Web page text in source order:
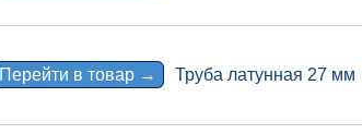
Перейти в товар → Труба латунная 27 мм